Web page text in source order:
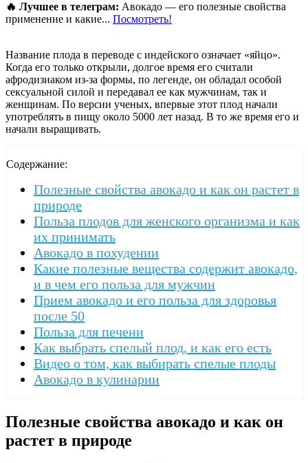
🔥 Лучшее в телеграм: Авокадо — его полезные свойства
применение и какие... Посмотреть!
Название плода в переводе с индейского означает «яйцо».
Когда его только открыли, долгое время его считали
афродизиаком из-за формы, по легенде, он обладал особой
сексуальной силой и передавал ее как мужчинам, так и
женщинам. По версии ученых, впервые этот плод начали
употреблять в пищу около 5000 лет назад. В то же время его и
начали выращивать.
Содержание:
Полезные свойства авокадо и как он растет в
природе
Польза плодов для женского организма и как
их принимать
Авокадо в похудении
Какие полезные вещества содержит авокадо,
и в чем его польза для мужчин
Прием авокадо и его польза для здоровья
после 50
Польза для печени
Как выбрать спелый плод, и как его есть
Видео о том, как выбирать спелые плоды
Авокадо в кулинарии
Полезные свойства авокадо и как он
растет в природе